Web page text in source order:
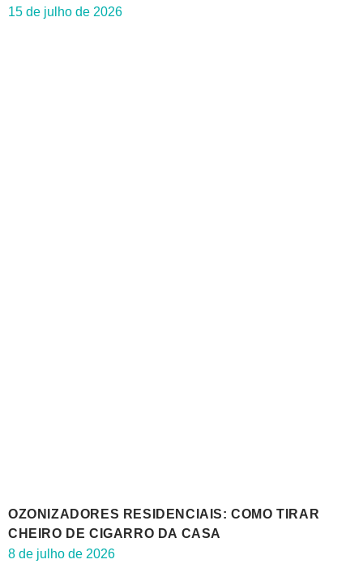
15 de julho de 2026
OZONIZADORES RESIDENCIAIS: COMO TIRAR
CHEIRO DE CIGARRO DA CASA
8 de julho de 2026